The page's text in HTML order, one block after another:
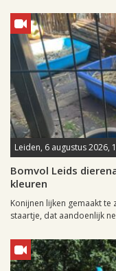
Leiden, 6 augustus 2026,
Bomvol Leids
kleuren
Konijnen lijken gemaakt
staartje, dat aandoenlijk